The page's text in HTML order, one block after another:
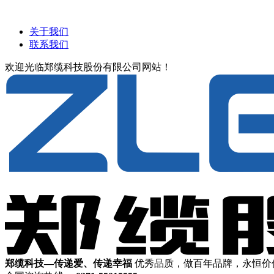
关于我们
联系我们
欢迎光临郑缆科技股份有限公司网站！
郑缆科技—传递爱、传递幸福 优秀品质，做百年品牌，永恒价